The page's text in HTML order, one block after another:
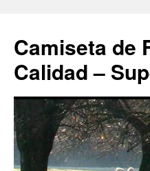
Camiseta de
Calidad –